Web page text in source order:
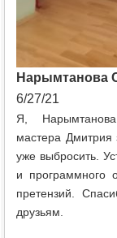
Нарымтанова
6/27/21
Я,
мастера Дмитрия
уже выбросить.
и программного
претензий.
друзьям.